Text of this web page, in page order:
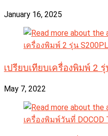
January 16, 2025
เปรียบเทียบเครื่องพิมพ์ 2
May 7, 2022